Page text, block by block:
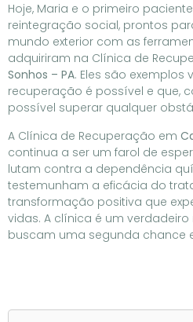
Hoje, Maria e o primeiro
reintegração social, prontos
mundo exterior com as
adquiriram na Clínica de
Sonhos – PA. Eles são exemplos
recuperação é possível e que,
possível superar qualquer
A Clínica de Recuperação em
continua a ser um farol de
lutam contra a dependência
testemunham a eficácia do
transformação positiva que
vidas. A clínica é um
buscam uma segunda chance